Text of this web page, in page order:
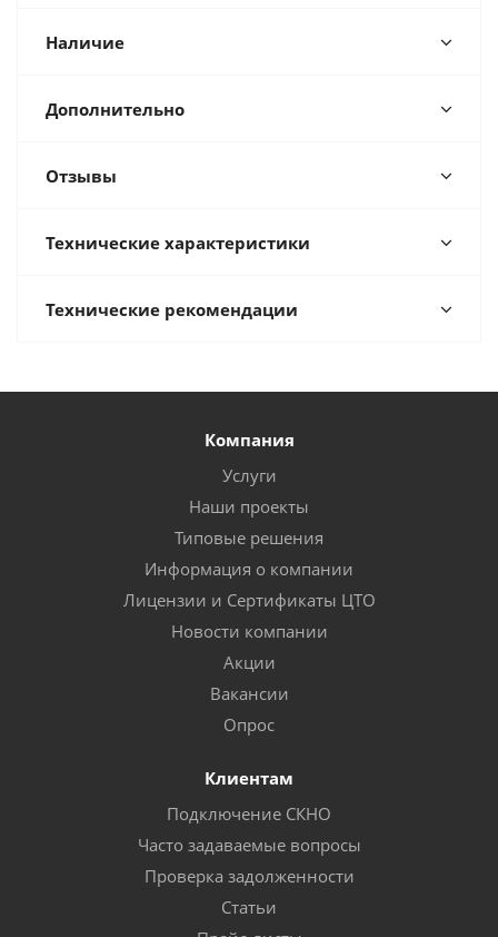
Наличие
Дополнительно
Отзывы
Технические характеристики
Технические рекомендации
Компания
Услуги
Наши проекты
Типовые решения
Информация о компании
Лицензии и Сертификаты ЦТО
Новости компании
Акции
Вакансии
Опрос
Клиентам
Подключение СКНО
Часто задаваемые вопросы
Проверка задолженности
Статьи